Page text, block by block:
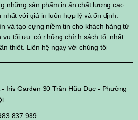
những sản phẩm in ấn chất lượng cao
với giá in luôn hợp lý và ổn định.
và tạo dựng niềm tin cho khách hàng từ
vụ tối ưu, có những chính sách tốt nhất
thiết. Liên hệ ngay với chúng tôi
- Iris Garden 30 Trần Hữu Dực - Phường
837 989